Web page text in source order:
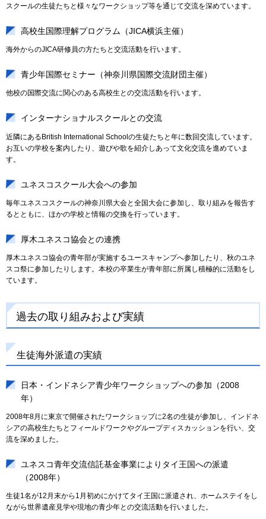
スクールの生徒たちと様々なワークショップ等を通じて交流を深めています。
高校生国際理解プログラム（JICA横浜主催）
海外からのJICA研修員の方たちと交流活動を行います。
青少年国際セミナー（神奈川県国際交流財団主催）
他校の国際交流に関心のある高校生との交流活動を行います。
インターナショナルスクールとの交流
近隣にあるBritish International Schoolの生徒たちと年に数回交流しています。
お互いの学校を案内したり、遊びや歌を紹介しあって文化交流を進めていま
す。
ユネスコスクール大会への参加
毎年ユネスコスクールの神奈川県大会と全国大会に参加し、取り組みを報告す
るとともに、ほかの学校と情報の交換を行っています。
厚木ユネスコ協会との連携
厚木ユネスコ協会の青年部が実施するユースキャンプへ参加したり、秋のユネ
スコ祭に参加したりします。本校の卒業生が青年部に所属し積極的に活動をし
ています。
過去の取り組みおよび実績
生徒海外派遣の実績
日本・インドネシア青少年ワークショップへの参加（2008
年）
2008年8月に東京で開催されたワークショップに2名の生徒が参加し、インドネ
シアの高校生たちとフィールドワークやグループディスカッションを行い、交
流を深めました。
ユネスコ青年交流信託基金事業によりタイ王国への派遣
（2008年）
生徒1名が12月末から1月初めにかけてタイ王国に派遣され、ホームステイをし
ながら世界遺産見学や現地の青少年との交流活動を行いました。